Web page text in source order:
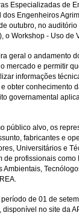
Especializadas de
Engenheiros
outubro, no
o Workshop - Uso
geral o andamento
mercado e permitir
informações
obter conhecimento
governamental
público alvo, os
fabricantes e
Universitários e
profissionais
de 01 de
no site da